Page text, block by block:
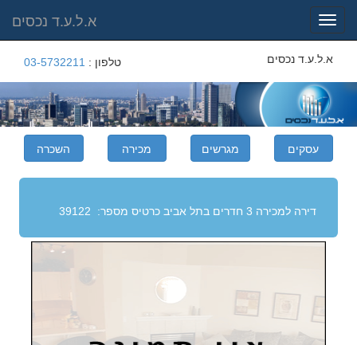
Toggle
navigation
א.ל.ע.ד נכסים
טלפון : 03-5732211 א.ל.ע.ד נכסים
דירה למכירה 3 חדרים בתל אביב כרטיס מספר: 39122